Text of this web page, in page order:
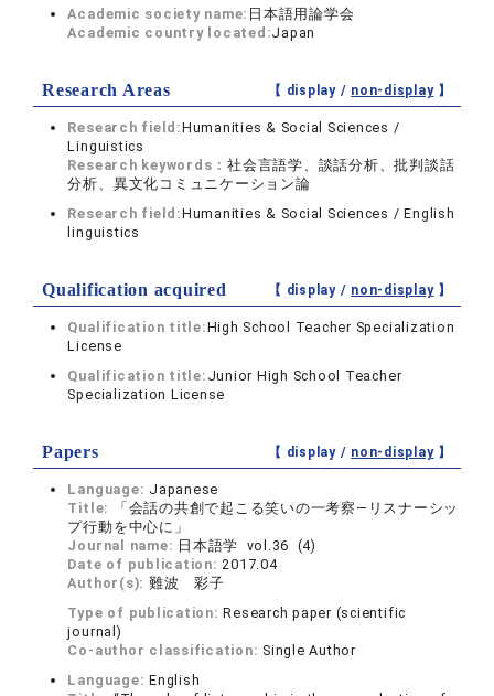
Academic society name: 日本語用論学会
Academic country located:Japan
Research Areas 【 display / non-display】
Research field:Humanities & Social Sciences /
Linguistics
Research keywords：社会言語学、談話分析、批判談話
分析、異文化コミュニケーション論
Research field:Humanities & Social Sciences / English
linguistics
Qualification acquired 【 display / non-display】
Qualification title:High School Teacher Specialization
License
Qualification title: Junior High School Teacher
Specialization License
Papers 【 display / non-display】
Language: Japanese
Title:
「会話の共創で起こる笑いの一考察―リスナーシッ
プ行動を中心に」
Journal name: 日本語学 vol.36 (4)
Date of publication:2017.04
Author(s): 難波 彩子
Type of publication:Research paper (scientific
journal)
Co-author classification: Single Author
Language:English